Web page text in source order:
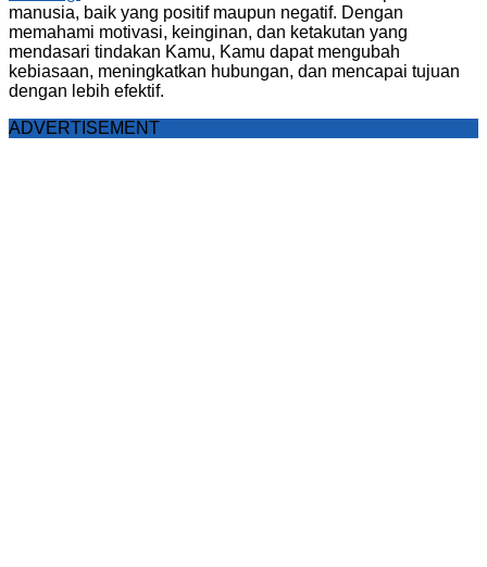
manusia, baik yang positif maupun negatif. Dengan
memahami motivasi, keinginan, dan ketakutan yang
mendasari tindakan Kamu, Kamu dapat mengubah
kebiasaan, meningkatkan hubungan, dan mencapai tujuan
dengan lebih efektif.
ADVERTISEMENT